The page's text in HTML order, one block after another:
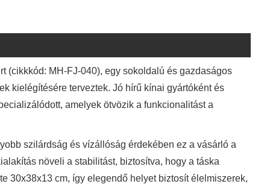
(cikkkód: MH-FJ-040), egy sokoldalú és gazdaságos
kielégítésére terveztek. Jó hírű kínai gyártóként és
amelyek ötvözik a funkcionalitást a
szilárdság és vízállóság érdekében ez a vásárló a
növeli a stabilitást, biztosítva, hogy a táska
30x38x13 cm, így elegendő helyet biztosít élelmiszerek,